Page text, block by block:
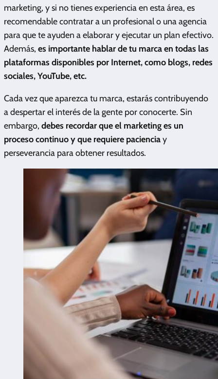
marketing, y si no tienes experiencia en esta área, es
recomendable contratar a un profesional o una agencia
para que te ayuden a elaborar y ejecutar un plan efectivo.
Además, es importante hablar de tu marca en todas las
plataformas disponibles por Internet, como blogs, redes
sociales, YouTube, etc.
Cada vez que aparezca tu marca, estarás contribuyendo
a despertar el interés de la gente por conocerte. Sin
embargo, debes recordar que el marketing es un
proceso continuo y que requiere pacienciay
perseverancia para obtener resultados.